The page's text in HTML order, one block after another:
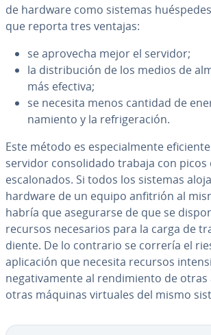
de hardware como sistemas
que reporta tres ventajas:
se aprovecha mejor el servidor;
la di­s­tri­bu­ción de los medios de
más efectiva;
se necesita menos cantidad de
na­mie­n­to y la re­fri­ge­ra­ción.
Este método es es­pe­cia­l­me­n­te
servidor co­n­so­li­da­do trabaja con
es­ca­lo­na­dos. Si todos los sistemas
hardware de un equipo anfitrión al
habría que ase­gu­rar­se de que se
recursos ne­ce­sa­rios para la carga de
die­n­te. De lo contrario se correría el
apli­ca­ción que necesita recursos
ne­ga­ti­va­me­n­te al re­n­di­mie­n­to de otras
otras máquinas virtuales del mismo